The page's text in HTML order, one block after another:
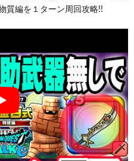
質編を１ターン周回攻略!!